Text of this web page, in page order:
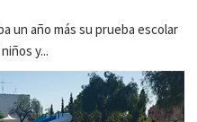
un año más su prueba escolar
y...